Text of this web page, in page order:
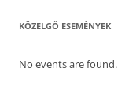
KÖZELGŐ ESEMÉNYEK
No events are found.